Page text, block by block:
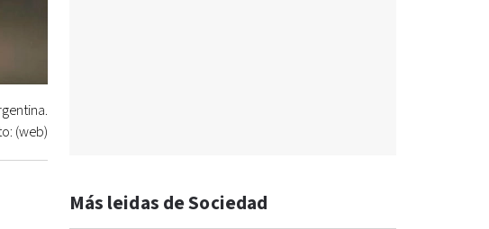
(web)
Más leidas de Sociedad